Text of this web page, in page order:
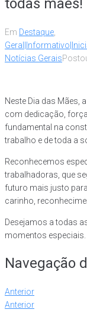
todas mães!
Em Destaque
Notícias Gerais
Neste Dia das Mães,
com dedicação,
fundamental na
trabalho e de toda a
Reconhecemos
trabalhadoras, que
futuro mais justo
carinho,
Desejamos a todas
momentos especiais.
Navegação
Anterior
Anterior